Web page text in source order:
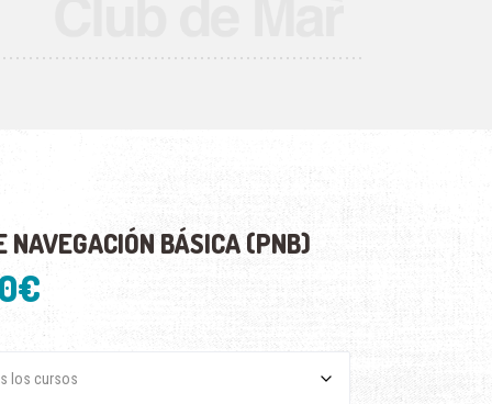
NAVEGACIÓN BÁSICA (PNB)
€Rango
de
precios: